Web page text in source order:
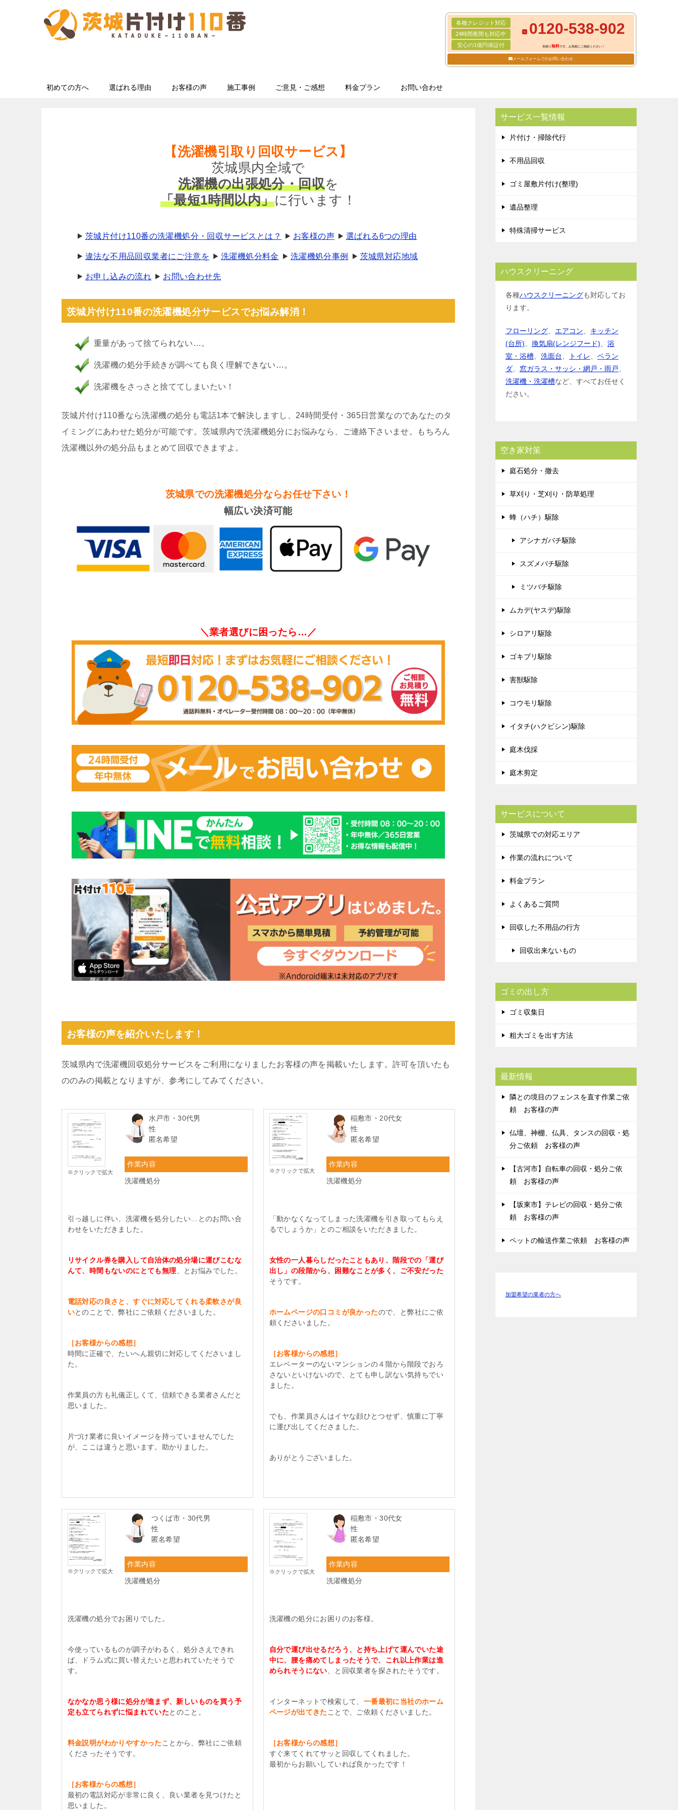
各種クレジット対応
24時間夜間も対応中
安心の1億円保証付
0120-538-902
見積り無料です。お気軽にご相談ください！
メールフォームでのお問い合わせ
初めての方へ 選ばれる理由 お客様の声 施工事例 ご意見・ご感想 料金プラン お問い合わせ
【洗濯機引取り回収サービス】
茨城県内全域で
洗濯機の出張処分・回収を
「最短1時間以内」に行います！
茨城片付け110番の洗濯機処分・回収サービスとは？ お客様の声 選ばれる6つの理由
違法な不用品回収業者にご注意を 洗濯機処分料金 洗濯機処分事例 茨城県対応地域
お申し込みの流れ お問い合わせ先
茨城片付け110番の洗濯機処分サービスでお悩み解消！
重量があって捨てられない…。
洗濯機の処分手続きが調べても良く理解できない…。
洗濯機をさっさと捨ててしまいたい！
茨城片付け110番なら洗濯機の処分も電話1本で解決しますし、24時間受付・365日営業なのであなたのタ
イミングにあわせた処分が可能です。茨城県内で洗濯機処分にお悩みなら、ご連絡下さいませ。もちろん
洗濯機以外の処分品もまとめて回収できますよ。
茨城県での洗濯機処分ならお任せ下さい！
幅広い決済可能
＼業者選びに困ったら…／
お客様の声を紹介いたします！
茨城県内で洗濯機回収処分サービスをご利用になりましたお客様の声を掲載いたします。許可を頂いたも
ののみの掲載となりますが、参考にしてみてください。
※クリックで拡大
水戸市・30代男
性
匿名希望
作業内容
洗濯機処分
引っ越しに伴い、洗濯機を処分したい…とのお問い合
わせをいただきました。
リサイクル券を購入して自治体の処分場に運びこむな
んて、時間もないのにとても無理、とお悩みでした。
電話対応の良さと、すぐに対応してくれる柔軟さが良
いとのことで、弊社にご依頼くださいました。
［お客様からの感想］
時間に正確で、たいへん親切に対応してくださいまし
た。
作業員の方も礼儀正しくて、信頼できる業者さんだと
思いました。
片づけ業者に良いイメージを持っていませんでした
が、ここは違うと思います。助かりました。
※クリックで拡大
稲敷市・20代女
性
匿名希望
作業内容
洗濯機処分
「動かなくなってしまった洗濯機を引き取ってもらえ
るでしょうか」とのご相談をいただきました。
女性の一人暮らしだったこともあり、階段での「運び
出し」の段階から、困難なことが多く、ご不安だった
そうです。
ホームページの口コミが良かったので、と弊社にご依
頼くださいました。
［お客様からの感想］
エレベーターのないマンションの４階から階段でおろ
さないといけないので、とても申し訳ない気持ちでい
ました。
でも、作業員さんはイヤな顔ひとつせず、慎重に丁寧
に運び出してくださました。
ありがとうございました。
※クリックで拡大
つくば市・30代男
性
匿名希望
作業内容
洗濯機処分
洗濯機の処分でお困りでした。
今使っているものが調子がわるく、処分さえできれ
ば、ドラム式に買い替えたいと思われていたそうで
す。
なかなか思う様に処分が進まず、新しいものを買う予
定も立てられずに悩まれていたとのこと。
料金説明がわかりやすかった ことから、弊社にご依頼
くださったそうです。
［お客様からの感想］
最初の電話対応が非常に良く、良い業者を見つけたと
思いました。
※クリックで拡大
稲敷市・30代女
性
匿名希望
作業内容
洗濯機処分
洗濯機の処分にお困りのお客様。
自分で運び出せるだろう、と持ち上げて運んでいた途
中に、腰を痛めてしまったそうで、これ以上作業は進
められそうにない 、と回収業者を探されたそうです。
インターネットで検索して、 一番最初に当社のホーム
ページが出てきた ことで、ご依頼くださいました。
［お客様からの感想］
すぐ来てくれてサッと回収してくれました。
最初からお願いしていれば良かったです！
サービス一覧情報
片付け・掃除代行
不用品回収
ゴミ屋敷片付け(整理)
遺品整理
特殊清掃サービス
ハウスクリーニング
各種ハウスクリーニングも対応してお
ります。
フローリング エアコン
キッチン
(台所)
換気扇(レンジフード)
浴
室・浴槽
洗面台 トイレ
ベラン
ダ
窓ガラス・サッシ・網戸・雨戸
洗濯機・洗濯槽など、すべてお任せく
ださい。
空き家対策
庭石処分・撤去
草刈り・芝刈り・防草処理
蜂（ハチ）駆除
アシナガバチ駆除
スズメバチ駆除
ミツバチ駆除
ムカデ(ヤスデ)駆除
シロアリ駆除
ゴキブリ駆除
害獣駆除
コウモリ駆除
イタチ(ハクビシン)駆除
庭木伐採
庭木剪定
サービスについて
茨城県での対応エリア
作業の流れについて
料金プラン
よくあるご質問
回収した不用品の行方
回収出来ないもの
ゴミの出し方
ゴミ収集日
粗大ゴミを出す方法
最新情報
隣との境目のフェンスを直す作業ご依
頼 お客様の声
仏壇、神棚、仏具、タンスの回収・処
分ご依頼 お客様の声
【古河市】自転車の回収・処分ご依
頼 お客様の声
【坂東市】テレビの回収・処分ご依
頼 お客様の声
ペットの輸送作業ご依頼 お客様の声
加盟希望の業者の方へ